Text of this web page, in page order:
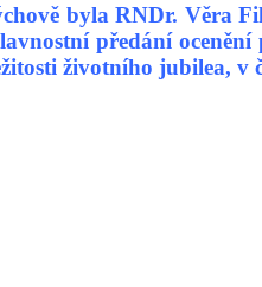
byla RNDr. Věra
předání
životního jubilea,